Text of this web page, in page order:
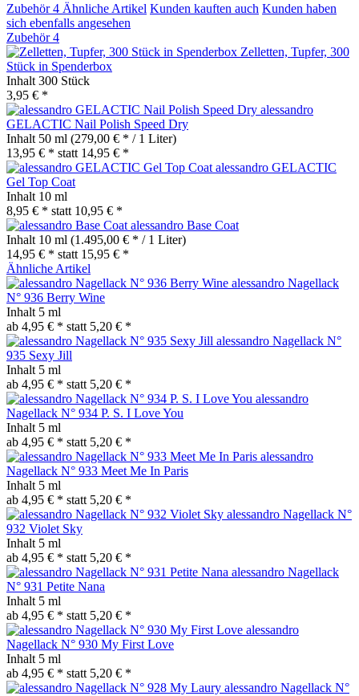
Zubehör4 Ähnliche Artikel Kunden kauften auch Kunden haben
sich ebenfalls angesehen
Zubehör4
Zelletten, Tupfer, 300
Stück in Spenderbox
Inhalt 300 Stück
3,95 € *
alessandro
GELACTIC Nail Polish Speed Dry
Inhalt 50 ml (279,00 € * / 1 Liter)
13,95 € * statt 14,95 € *
alessandro GELACTIC
Gel Top Coat
Inhalt 10 ml
8,95 € * statt 10,95 € *
alessandro Base Coat
Inhalt 10 ml (1.495,00 € * / 1 Liter)
14,95 € * statt 15,95 € *
Ähnliche Artikel
alessandro Nagellack
N° 936 Berry Wine
Inhalt 5 ml
ab 4,95 € * statt 5,20 € *
alessandro Nagellack N°
935 Sexy Jill
Inhalt 5 ml
ab 4,95 € * statt 5,20 € *
alessandro
Nagellack N° 934 P. S. I Love You
Inhalt 5 ml
ab 4,95 € * statt 5,20 € *
alessandro
Nagellack N° 933 Meet Me In Paris
Inhalt 5 ml
ab 4,95 € * statt 5,20 € *
alessandro Nagellack N°
932 Violet Sky
Inhalt 5 ml
ab 4,95 € * statt 5,20 € *
alessandro Nagellack
N° 931 Petite Nana
Inhalt 5 ml
ab 4,95 € * statt 5,20 € *
alessandro
Nagellack N° 930 My First Love
Inhalt 5 ml
ab 4,95 € * statt 5,20 € *
alessandro Nagellack N°